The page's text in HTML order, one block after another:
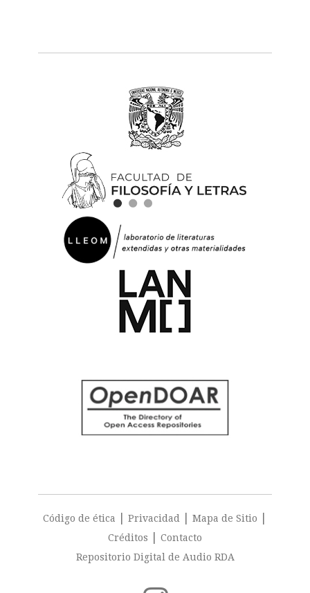
Código de ética Privacidad Mapa de Sitio
Créditos
Contacto
Repositorio Digital de Audio RDA